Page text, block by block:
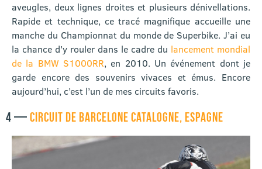
aveugles, deux lignes droites et plusieurs dénivellations.
Rapide et technique, ce tracé magnifique accueille une
manche du Championnat du monde de Superbike. J’ai eu
la chance d’y rouler dans le cadre du lancement mondial
de la BMW S1000RR, en 2010. Un événement dont je
garde encore des souvenirs vivaces et émus. Encore
aujourd’hui, c’est l’un de mes circuits favoris.
4 — CIRCUIT DE BARCELONE CATALOGNE, ESPAGNE